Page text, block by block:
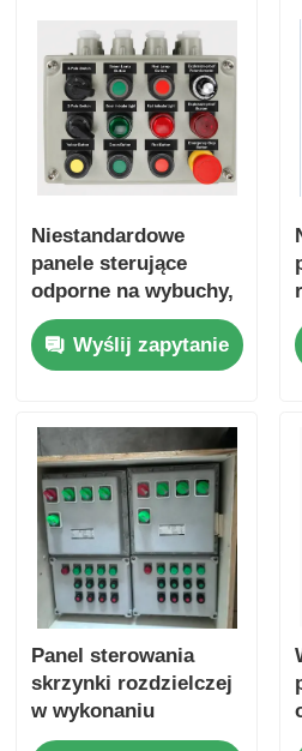
Niestandardowe
panele sterujące
odporne na wybuchy,
skrzynki łącznikowe i
obudowy elektryczne
Wyślij zapytanie
Panel sterowania
skrzynki rozdzielczej
w wykonaniu
przeciwwybuchowym